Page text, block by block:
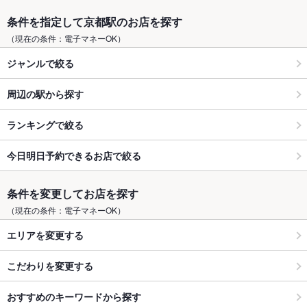
条件を指定して京都駅のお店を探す
（現在の条件：電子マネーOK）
ジャンルで絞る
周辺の駅から探す
ランキングで絞る
今日明日予約できるお店で絞る
条件を変更してお店を探す
（現在の条件：電子マネーOK）
エリアを変更する
こだわりを変更する
おすすめのキーワードから探す